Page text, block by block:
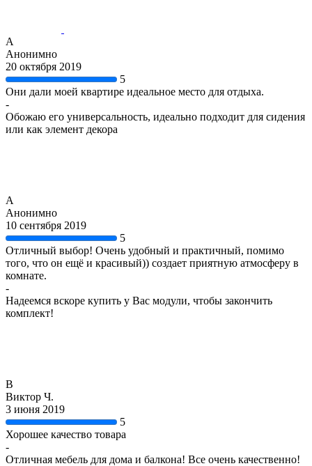
А
Анонимно
20 октября 2019
5
Они дали моей квартире идеальное место для отдыха.
-
Обожаю его универсальность, идеально подходит для сидения
или как элемент декора
А
Анонимно
10 сентября 2019
5
Отличный выбор! Очень удобный и практичный, помимо
того, что он ещё и красивый)) создает приятную атмосферу в
комнате.
-
Надеемся вскоре купить у Вас модули, чтобы закончить
комплект!
В
Виктор Ч.
3 июня 2019
5
Хорошее качество товара
-
Отличная мебель для дома и балкона! Все очень качественно!